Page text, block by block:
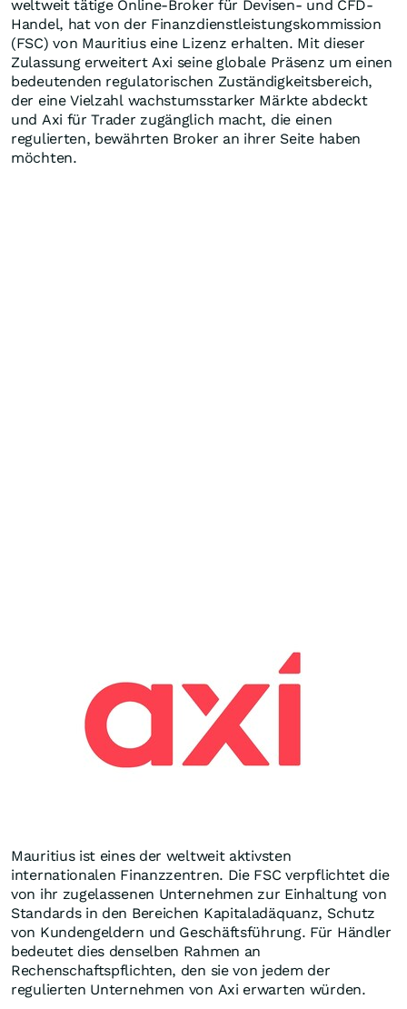
weltweit tätige Online-Broker für Devisen- und CFD-
Handel, hat von der Finanzdienstleistungskommission
(FSC) von Mauritius eine Lizenz erhalten. Mit dieser
Zulassung erweitert Axi seine globale Präsenz um einen
bedeutenden regulatorischen Zuständigkeitsbereich,
der eine Vielzahl wachstumsstarker Märkte abdeckt
und Axi für Trader zugänglich macht, die einen
regulierten, bewährten Broker an ihrer Seite haben
möchten.
Mauritius ist eines der weltweit aktivsten
internationalen Finanzzentren. Die FSC verpflichtet die
von ihr zugelassenen Unternehmen zur Einhaltung von
Standards in den Bereichen Kapitaladäquanz, Schutz
von Kundengeldern und Geschäftsführung. Für Händler
bedeutet dies denselben Rahmen an
Rechenschaftspflichten, den sie von jedem der
regulierten Unternehmen von Axi erwarten würden.